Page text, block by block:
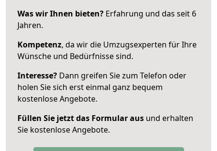
Was wir Ihnen bieten? Erfahrung und das seit 6
Jahren.
Kompetenz, da wir die Umzugsexperten für Ihre
Wünsche und Bedürfnisse sind.
Interesse? Dann greifen Sie zum Telefon oder
holen Sie sich erst einmal ganz bequem
kostenlose Angebote.
Füllen Sie jetzt das Formular aus und erhalten
Sie kostenlose Angebote.